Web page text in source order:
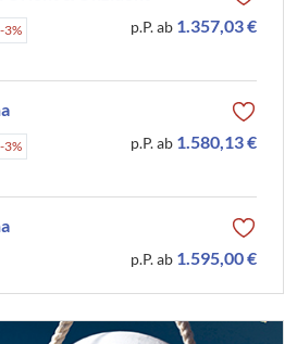
-3% p.P. ab 1.357,03 €
-3% p.P. ab 1.580,13 €
p.P. ab 1.595,00 €